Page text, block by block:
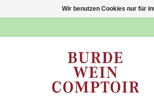
Wir benutzen Cookies nur für